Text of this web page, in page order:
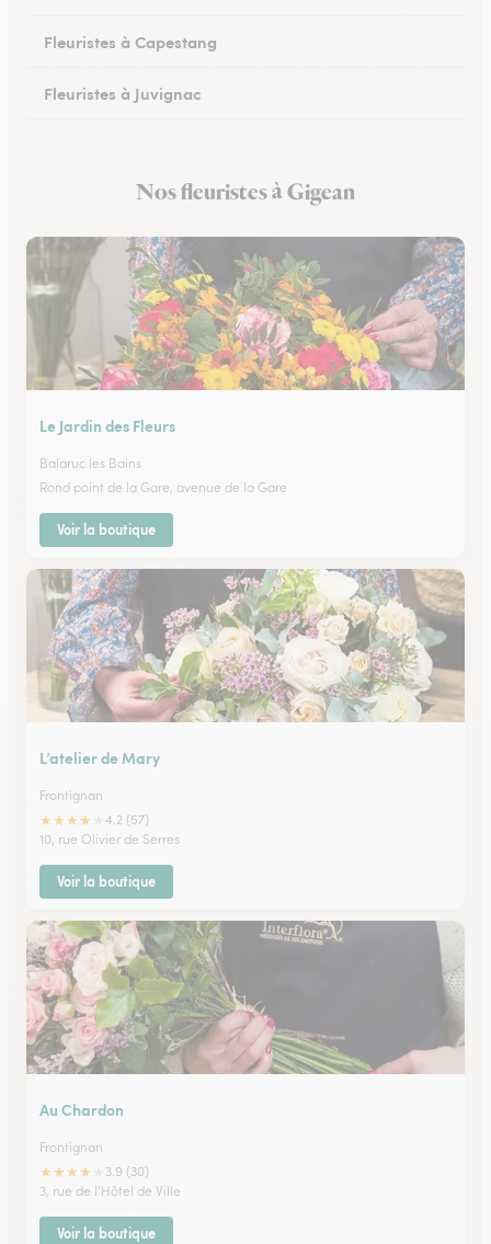
Fleuristes à Capestang
Fleuristes à Juvignac
Fleuristes à PignanNos fleuristes à Gigean
Le Jardin des Fleurs
Balaruc les Bains
Rond point de la Gare, avenue de la Gare
Voir la boutique
L’atelier de Mary
Frontignan
★★★★
4.2 (57)
10, rue Olivier de Serres
Voir la boutique
Au Chardon
Frontignan
★★★★
3.9 (30)
3, rue de l'Hôtel de Ville
Voir la boutique